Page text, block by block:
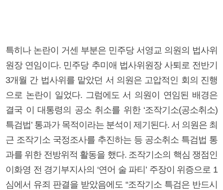
특히나 논란이 거센 부분은 민주당 서영교 의원의 법사위
원장 연임이다. 민주당 추미애 법사위원장 사퇴로 전반기
3개월 간 법사위를 맡았던 서 의원은 고압적인 회의 진행
으로 논란이 일었다. 그럼에도 서 의원이 연임된 배경은
결국 이 대통령의 공소 취소를 위한 ‘조작기소(공소취소)
특검법’ 통과가 목적이라는 분석이 제기된다. 서 의원은 최
근 조작기소 국정조사를 추진하는 등 공소취소 특검법 통
과를 위한 전방위적 활동을 했다. 조작기소의 핵심 쟁점인
이화영 전 경기부지사의 ‘연어 술 파티’ 주장이 위증으로 1
심에서 유죄 판결을 받았음에도 “조작기소 특검은 반드시